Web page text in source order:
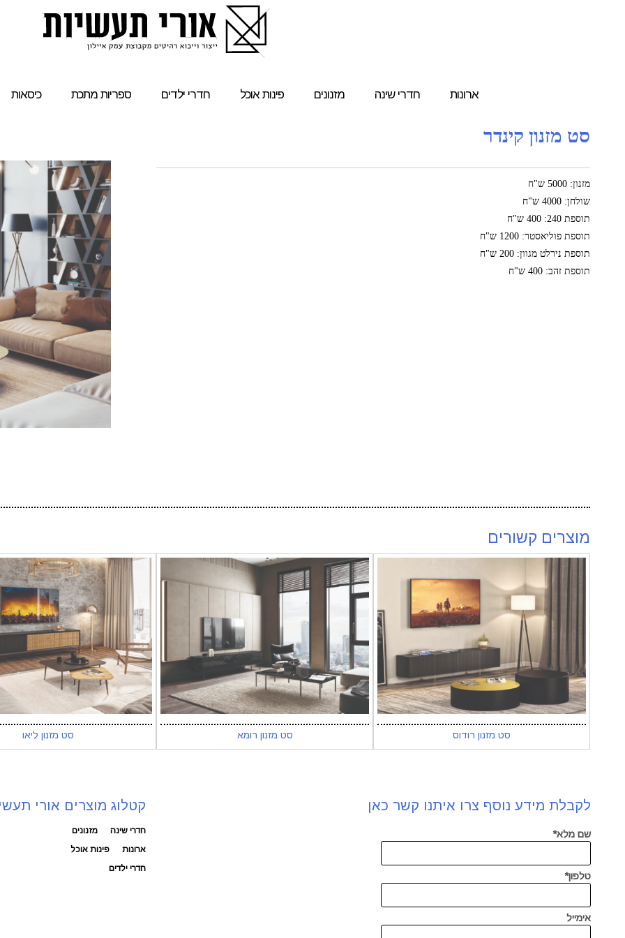
ארונות חדרי שינה מזנונים פינות אוכל חדרי ילדים ספריות מתכת כיסאות
סט מזנון קינדר
מזנון: 5000 ש"ח
שולחן: 4000 ש"ח
תוספת 240: 400 ש"ח
תוספת פוליאסטר: 1200 ש"ח
תוספת נירלט מגוון: 200 ש"ח
תוספת זהב: 400 ש"ח
מוצרים קשורים
סט מזנון ליאו סט מזנון רומא סט מזנון רודוס
קטלוג מוצרים אורי
חדרי שינה
מזנונים
ארונות
פינות אוכל
חדרי ילדים
לקבלת מידע נוסף צרו איתנו קשר כאן
שם מלא*
טלפון*
אימייל